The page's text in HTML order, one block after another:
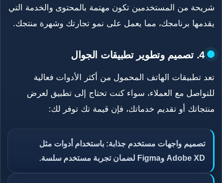
شريحة من المستخدمين تكون مهتمة بالمحتوى والخدمة التي
يقدمها برنامجك، مما يعمل على نمو تجارتك وشهرة منتجك.
4. تصميم وتطوير تطبيقات الجوال
تعد تطبيقات الهاتف المحمول من أكثر الأدوات فعالية
للتواصل مع العملاء، سواء كنت تحتاج إلى تطبيق لعرض
منتجاتك أو تقديم خدماتك، فإن قيمة تك توفر لك:
تصميم واجهات مستخدم جذابة: باستخدام أدوات مثل
Adobe XD وFigma لضمان تجربة مستخدم سلسة.